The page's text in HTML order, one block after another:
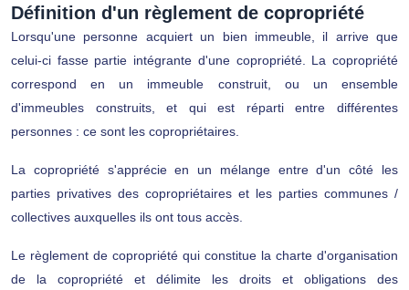
Définition d'un règlement de copropriété
Lorsqu'une personne acquiert un bien immeuble, il arrive que
celui-ci fasse partie intégrante d'une copropriété. La copropriété
correspond en un immeuble construit, ou un ensemble
d'immeubles construits, et qui est réparti entre différentes
personnes : ce sont les copropriétaires.
La copropriété s'apprécie en un mélange entre d'un côté les
parties privatives des copropriétaires et les parties communes /
collectives auxquelles ils ont tous accès.
Le règlement de copropriété qui constitue la charte d'organisation
de la copropriété et délimite les droits et obligations des